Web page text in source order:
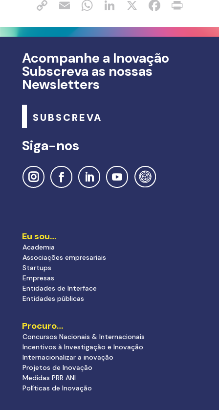
Acompanhe a Inovação
Subscreva as nossas
Newsletters
SUBSCREVA
Siga-nos
Eu sou…
Academia
Associações empresariais
Startups
Empresas
Entidades de Interface
Entidades públicas
Procuro…
Concursos Nacionais & Internacionais
Incentivos à Investigação e Inovação
Internacionalizar a inovação
Projetos de Inovação
Medidas PRR ANI
Políticas de Inovação